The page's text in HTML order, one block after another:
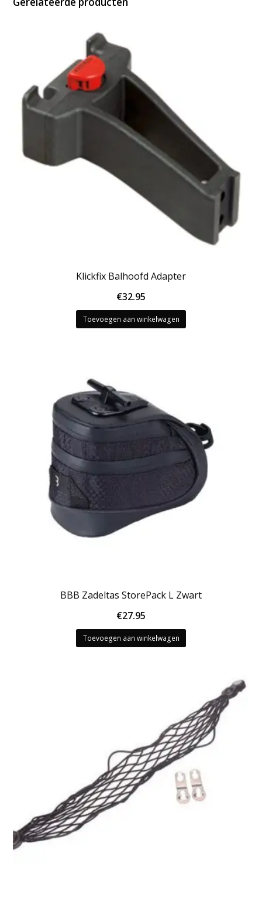
Klickfix Balhoofd Adapter
€32.95
Toevoegen aan winkelwagen
BBB Zadeltas StorePack L Zwart
€27.95
Toevoegen aan winkelwagen